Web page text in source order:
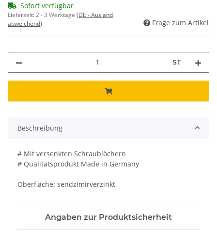
Sofort verfügbar
Lieferzeit:2 - 3 Werktage (DE - Ausland
abweichend)
Frage zum Artikel
ST
Beschreibung
# Mit versenkten Schraublöchern
# Qualitätsprodukt Made in Germany
Oberfläche: sendzimirverzinkt
Angaben zur Produktsicherheit